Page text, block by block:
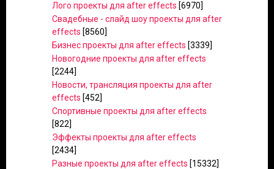
Лого проекты для after effects [6970]
Свадебные - слайд шоу проекты для after
effects [8560]
Бизнес проекты для after effects [3339]
Новогодние проекты для after effects
[2244]
Новости, трансляция проекты для after
effects [452]
Спортивные проекты для after effects
[822]
Эффекты проекты для after effects
[2434]
Разные проекты для after effects [15332]